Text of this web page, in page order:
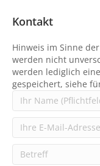
Kontakt
Hinweis im Sinne
werden nicht
werden lediglich
gespeichert, siehe